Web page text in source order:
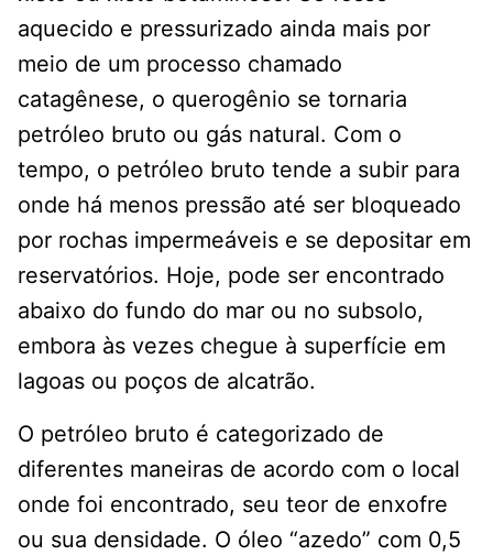
aquecido e pressurizado ainda mais por
meio de um processo chamado
catagênese, o querogênio se tornaria
petróleo bruto ou gás natural. Com o
tempo, o petróleo bruto tende a subir para
onde há menos pressão até ser bloqueado
por rochas impermeáveis ​​e se depositar em
reservatórios. Hoje, pode ser encontrado
abaixo do fundo do mar ou no subsolo,
embora às vezes chegue à superfície em
lagoas ou poços de alcatrão.
O petróleo bruto é categorizado de
diferentes maneiras de acordo com o local
onde foi encontrado, seu teor de enxofre
ou sua densidade. O óleo “azedo” com 0,5